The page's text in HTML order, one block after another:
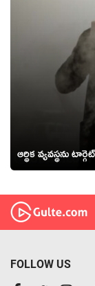
ఆర్థిక వ్యవస్థను
FOLLOW US